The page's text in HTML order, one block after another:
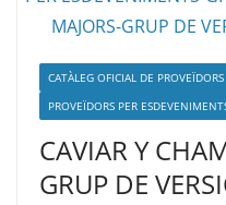
CATÀLEG OFICIAL DE
PROVEÏDORS PER
CAVIAR Y
GRUP DE